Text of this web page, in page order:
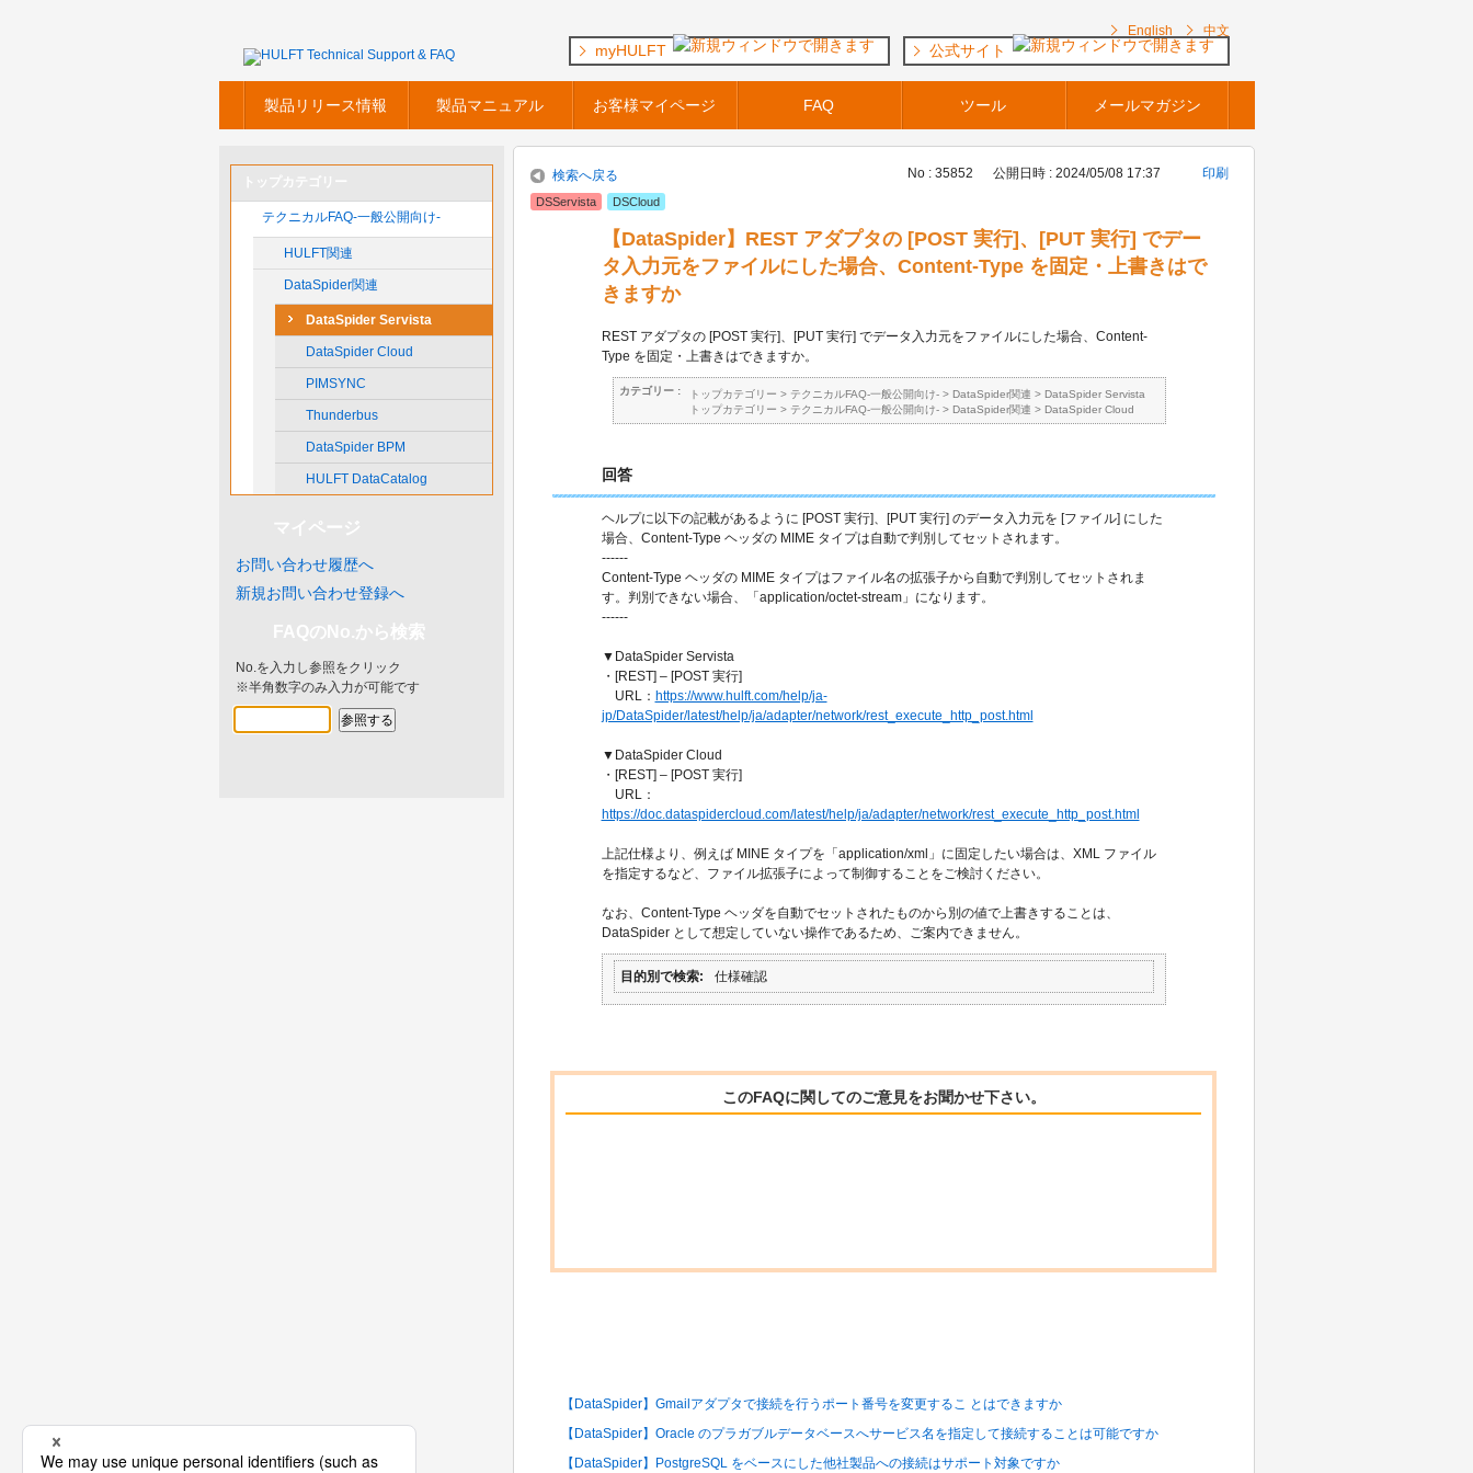
English 中文
製品リリース情報 製品マニュアル お客様マイページ FAQ ツール メールマガジン
myHULFT 公式サイト
テクニカルFAQ-一般公開向け-
HULFT関連
DataSpider関連
DataSpider Servista
DataSpider Cloud
PIMSYNC
Thunderbus
DataSpider BPM
HULFT DataCatalog
お問い合わせ履歴へ
新規お問い合わせ登録へ
No.を入力し参照をクリック
※半角数字のみ入力が可能です
検索へ戻る No : 35852 公開日時 : 2024/05/08 17:37 印刷
DSServista DSCloud
【DataSpider】REST アダプタの [POST 実行]、[PUT 実行] でデー
タ入力元をファイルにした場合、Content-Type を固定・上書きはで
きますか
REST アダプタの [POST 実行]、[PUT 実行] でデータ入力元をファイルにした場合、Content-
Type を固定・上書きはできますか。
カテゴリー : トップカテゴリー > テクニカルFAQ-一般公開向け-> DataSpider関連 > DataSpider Servista
トップカテゴリー > テクニカルFAQ-一般公開向け-> DataSpider関連 > DataSpider Cloud
回答
ヘルプに以下の記載があるように [POST 実行]、[PUT 実行] のデータ入力元を [ファイル] にした
場合、Content-Type ヘッダの MIME タイプは自動で判別してセットされます。
------
Content-Type ヘッダの MIME タイプはファイル名の拡張子から自動で判別してセットされま
す。判別できない場合、「application/octet-stream」になります。
------
▼DataSpider Servista
・[REST] – [POST 実行]
URL： https://www.hulft.com/help/ja-
jp/DataSpider/latest/help/ja/adapter/network/rest_execute_http_post.html
▼DataSpider Cloud
・[REST] – [POST 実行]
URL：
https://doc.dataspidercloud.com/latest/help/ja/adapter/network/rest_execute_http_post.html
上記仕様より、例えば MINE タイプを「application/xml」に固定したい場合は、XML ファイル
を指定するなど、ファイル拡張子によって制御することをご検討ください。
なお、Content-Type ヘッダを自動でセットされたものから別の値で上書きすることは、
DataSpider として想定していない操作であるため、ご案内できません。
目的別で検索 仕様確認
このFAQに関してのご意見をお聞かせ下さい。
【DataSpider】Gmailアダプタで接続を行うポート番号を変更するこ とはできますか
【DataSpider】Oracle のプラガブルデータベースへサービス名を指定して接続することは可能ですか
【DataSpider】PostgreSQL をベースにした他社製品への接続はサポート対象ですか